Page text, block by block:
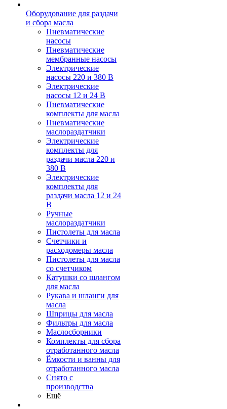
Оборудование для раздачи
и сбора масла
Пневматические
насосы
Пневматические
мембранные насосы
Электрические
насосы 220 и 380 В
Электрические
насосы 12 и 24 В
Пневматические
комплекты для масла
Пневматические
маслораздатчики
Электрические
комплекты для
раздачи масла 220 и
380 В
Электрические
комплекты для
раздачи масла 12 и 24
В
Ручные
маслораздатчики
Пистолеты для масла
Счетчики и
расходомеры масла
Пистолеты для масла
со счетчиком
Катушки со шлангом
для масла
Рукава и шланги для
масла
Шприцы для масла
Фильтры для масла
Маслосборники
Комплекты для сбора
отработанного масла
Ёмкости и ванны для
отработанного масла
Снято с
производства
Ещё